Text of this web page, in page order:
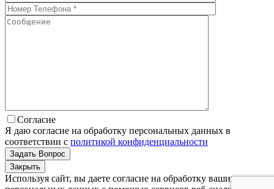
Согласие
Я даю согласие на обработку персональных данных в
соответствии с политикой конфиденциальности
Закрыть
Используя сайт, вы даете согласие на обработку ваших